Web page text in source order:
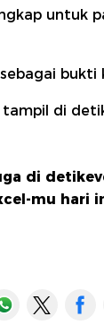
untuk
bukti
di
di
mu hari